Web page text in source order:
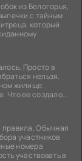
из Белогорья,
с тайным
который
Просто в
нельзя.
жилище.
Что ее создало
правила. Обычная
участников
номера
участвовать в